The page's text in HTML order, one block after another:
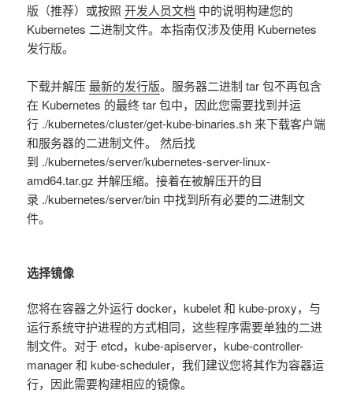
版（推荐）或按照开发人员文档 中的说明构建您的
Kubernetes 二进制文件。本指南仅涉及使用 Kubernetes
发行版。
下载并解压最新的发行版。服务器二进制 tar 包不再包含
在 Kubernetes 的最终 tar 包中，因此您需要找到并运
行 ./kubernetes/cluster/get-kube-binaries.sh 来下载客户端
和服务器的二进制文件。 然后找
到 ./kubernetes/server/kubernetes-server-linux-
amd64.tar.gz 并解压缩。接着在被解压开的目
录 ./kubernetes/server/bin 中找到所有必要的二进制文
件。
选择镜像
您将在容器之外运行 docker，kubelet 和 kube-proxy，与
运行系统守护进程的方式相同，这些程序需要单独的二进
制文件。对于 etcd，kube-apiserver，kube-controller-
manager 和 kube-scheduler，我们建议您将其作为容器运
行，因此需要构建相应的镜像。